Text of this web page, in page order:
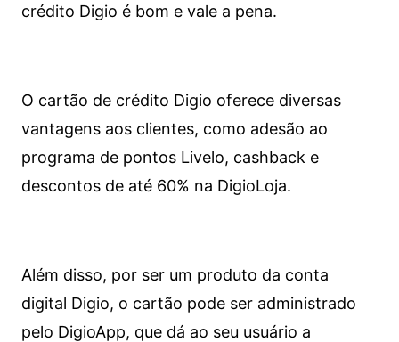
crédito Digio é bom e vale a pena.
O cartão de crédito Digio oferece diversas
vantagens aos clientes, como adesão ao
programa de pontos Livelo, cashback e
descontos de até 60% na DigioLoja.
Além disso, por ser um produto da conta
digital Digio, o cartão pode ser administrado
pelo DigioApp, que dá ao seu usuário a